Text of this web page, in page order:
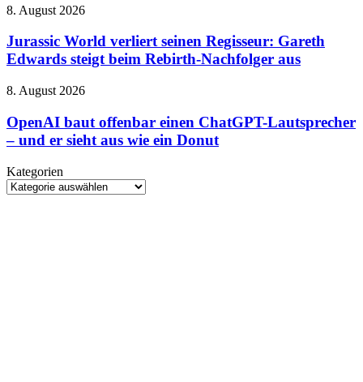
HARPOON
Kundenkonten
Jurassic
verliert
seinen
Regisseur:
Edwards
beim
Rebirth-
aus
8. August 2026
Jurassic World verliert seinen Regisseur: Gareth
Edwards steigt beim Rebirth-Nachfolger aus
OpenAI
offenbar
einen
ChatGPT-
–
und
8. August 2026
OpenAI baut offenbar einen ChatGPT-Lautsprecher
– und er sieht aus wie ein Donut
Kategorien
Kategorien